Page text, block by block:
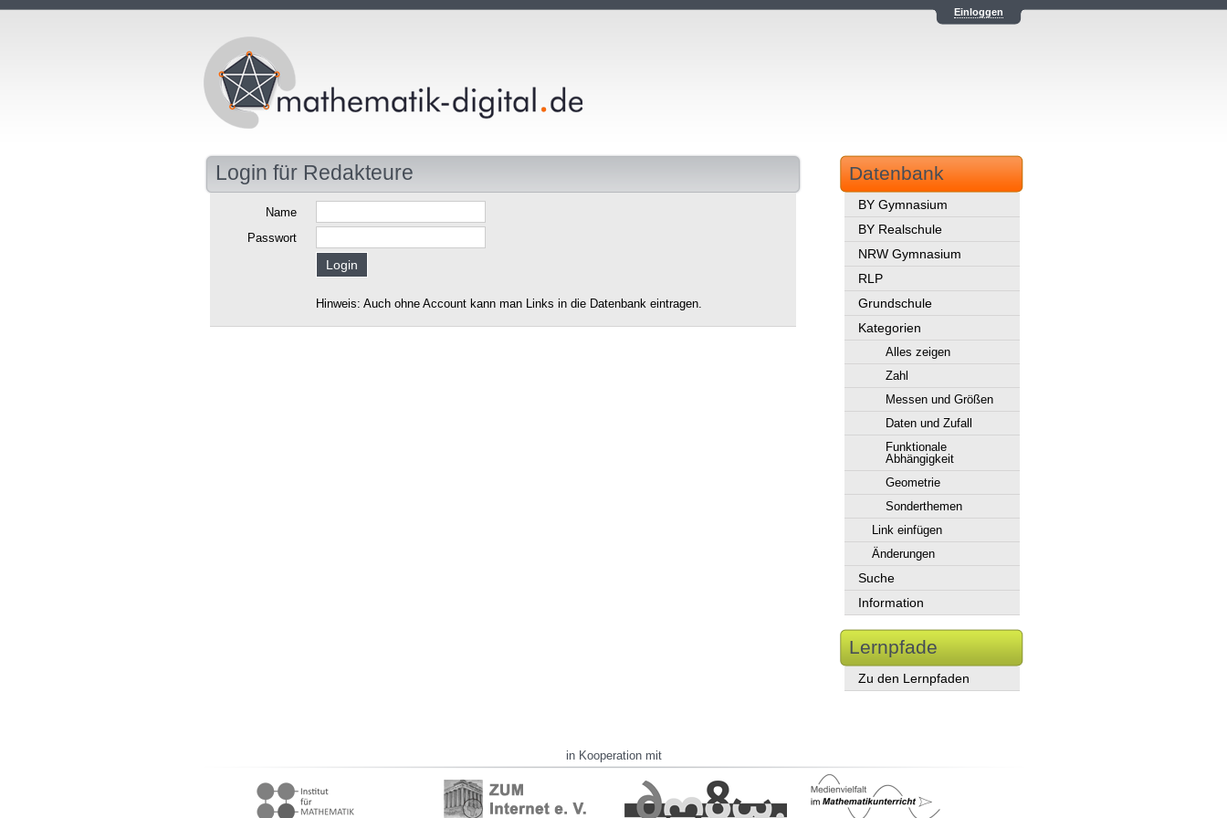
Einloggen
Login für Redakteure
Name
Passwort
Hinweis: Auch ohne Account kann man Links in die Datenbank eintragen.
Datenbank
BY Gymnasium
BY Realschule
NRW Gymnasium
RLP
Grundschule
Kategorien
Alles zeigen
Zahl
Messen und Größen
Daten und Zufall
Funktionale
Abhängigkeit
Geometrie
Sonderthemen
Link einfügen
Änderungen
Suche
Information
Lernpfade
Zu den Lernpfaden
in Kooperation mit